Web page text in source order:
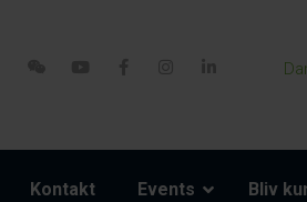
Kontakt Events Bliv